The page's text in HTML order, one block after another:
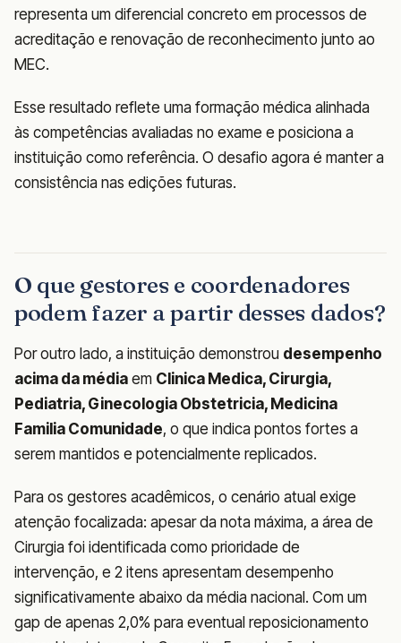
representa um diferencial concreto em processos de
acreditação e renovação de reconhecimento junto ao
MEC.
Esse resultado reflete uma formação médica alinhada
às competências avaliadas no exame e posiciona a
instituição como referência. O desafio agora é manter a
consistência nas edições futuras.
O que gestores e coordenadores
podem fazer a partir desses dados?
Por outro lado, a instituição demonstrou desempenho
acima da média em Clinica Medica, Cirurgia,
Pediatria, Ginecologia Obstetricia, Medicina
Familia Comunidade, o que indica pontos fortes a
serem mantidos e potencialmente replicados.
Para os gestores acadêmicos, o cenário atual exige
atenção focalizada: apesar da nota máxima, a área de
Cirurgia foi identificada como prioridade de
intervenção, e 2 itens apresentam desempenho
significativamente abaixo da média nacional. Com um
gap de apenas 2,0% para eventual reposicionamento